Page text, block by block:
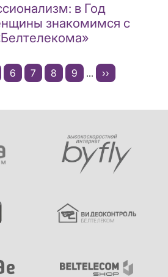
в Год
знакомимся с
Page
6 Page
7 Page
8 Page
9 …
Следующая
››